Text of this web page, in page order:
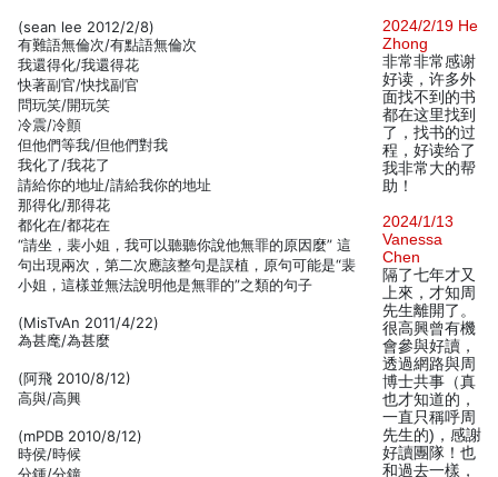
(sean lee 2012/2/8)
有難語無倫次/有點語無倫次
我還得化/我還得花
快著副官/快找副官
問玩笑/開玩笑
冷震/冷顫
但他們等我/但他們對我
我化了/我花了
請給你的地址/請給我你的地址
那得化/那得花
都化在/都花在
“請坐，裴小姐，我可以聽聽你說他無罪的原因麼” 這
句出現兩次，第二次應該整句是誤植，原句可能是“裴
小姐，這樣並無法說明他是無罪的”之類的句子
(MisTvAn 2011/4/22)
為甚麾/為甚麼
(阿飛 2010/8/12)
高與/高興
(mPDB 2010/8/12)
時侯/時候
2024/2/19 He
Zhong
非常非常感谢
好读，许多外
面找不到的书
都在这里找到
了，找书的过
程，好读给了
我非常大的帮
助！
2024/1/13
Vanessa
Chen
隔了七年才又
上來，才知周
先生離開了。
很高興曾有機
會參與好讀，
透過網路與周
博士共事（真
也才知道的，
一直只稱呼周
先生的)，感謝
好讀團隊！也
和過去一樣，